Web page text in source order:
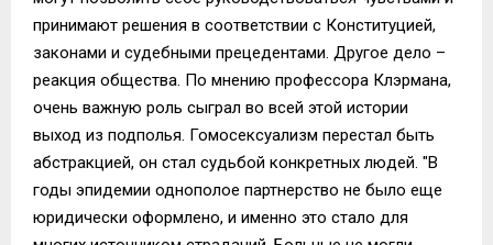
принимают решения в соответствии с Конституцией,
законами и судебными прецедентами. Другое дело –
реакция общества. По мнению профессора Клэрмана,
очень важную роль сыграл во всей этой истории
выход из подполья. Гомосексуализм перестал быть
абстракцией, он стал судьбой конкретных людей. "В
годы эпидемии однополое партнерство не было еще
юридически оформлено, и именно это стало для